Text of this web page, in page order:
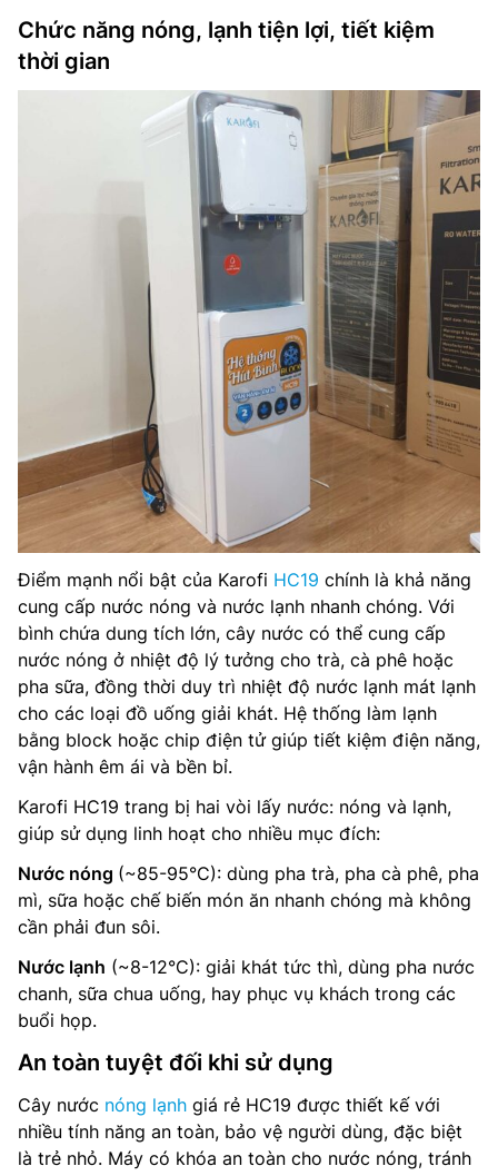
Chức năng nóng, lạnh tiện lợi, tiết kiệm
thời gian
Điểm mạnh nổi bật của Karofi HC19 chính là khả năng
cung cấp nước nóng và nước lạnh nhanh chóng. Với
bình chứa dung tích lớn, cây nước có thể cung cấp
nước nóng ở nhiệt độ lý tưởng cho trà, cà phê hoặc
pha sữa, đồng thời duy trì nhiệt độ nước lạnh mát lạnh
cho các loại đồ uống giải khát. Hệ thống làm lạnh
bằng block hoặc chip điện tử giúp tiết kiệm điện năng,
vận hành êm ái và bền bỉ.
Karofi HC19 trang bị hai vòi lấy nước: nóng và lạnh,
giúp sử dụng linh hoạt cho nhiều mục đích:
Nước nóng (~85-95°C): dùng pha trà, pha cà phê, pha
mì, sữa hoặc chế biến món ăn nhanh chóng mà không
cần phải đun sôi.
Nước lạnh (~8-12°C): giải khát tức thì, dùng pha nước
chanh, sữa chua uống, hay phục vụ khách trong các
buổi họp.
An toàn tuyệt đối khi sử dụng
Cây nước nóng lạnh giá rẻ HC19 được thiết kế với
nhiều tính năng an toàn, bảo vệ người dùng, đặc biệt
là trẻ nhỏ. Máy có khóa an toàn cho nước nóng, tránh